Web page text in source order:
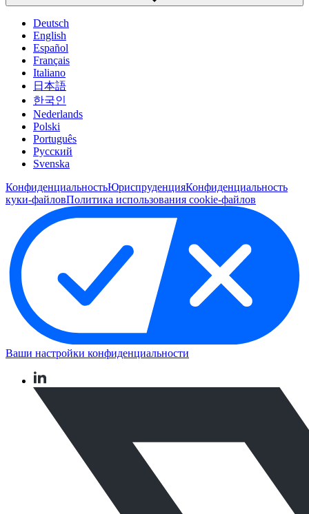
Deutsch
English
Español
Français
Italiano
日本語
한국인
Nederlands
Polski
Português
Pусский
Svenska
КонфиденциальностьЮриспруденцияКонфиденциальность
куки-файловПолитика использования cookie-файлов
Ваши настройки конфиденциальности